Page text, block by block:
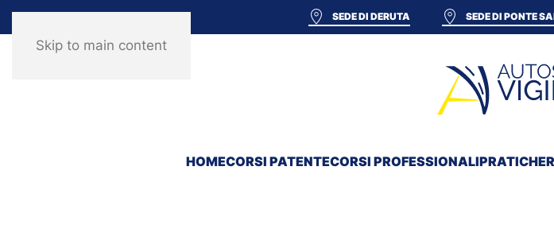
Skip to main content
SEDE DI DERUTA SEDE DI PONTE
HOMECORSI PATENTECORSI PROFESSIONALIPRATICHE